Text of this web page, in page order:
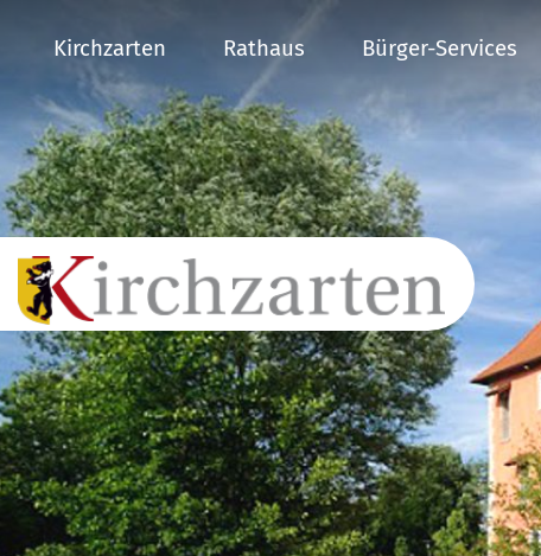
Kirchzarten Rathaus Bürger-Services